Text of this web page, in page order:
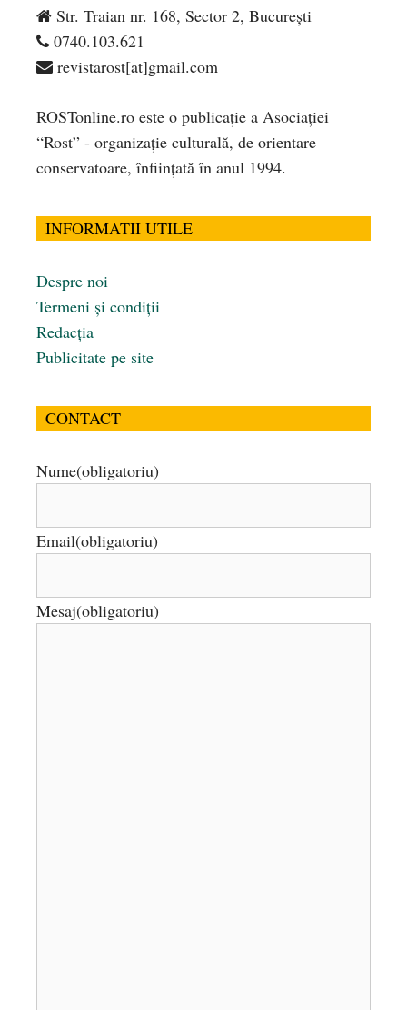
Str. Traian nr. 168, Sector 2, București
0740.103.621
revistarost[at]gmail.com
ROSTonline.ro este o publicaţie a Asociaţiei
“Rost” - organizaţie culturală, de orientare
conservatoare, înfiinţată în anul 1994.
INFORMATII UTILE
Despre noi
Termeni și condiții
Redacția
Publicitate pe site
CONTACT
Nume(obligatoriu)
Email(obligatoriu)
Mesaj(obligatoriu)